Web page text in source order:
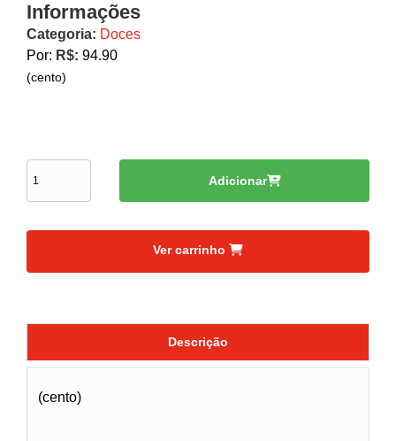
Informações
Categoria: Doces
Por: R$: 94.90
(cento)
Adicionar
Ver carrinho
Descrição
(cento)